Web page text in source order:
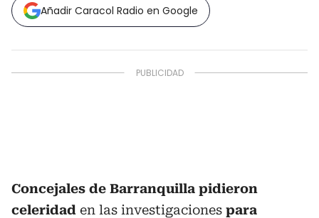
Añadir Caracol Radio en Google
Concejales de Barranquilla pidieron
celeridad en las investigaciones para